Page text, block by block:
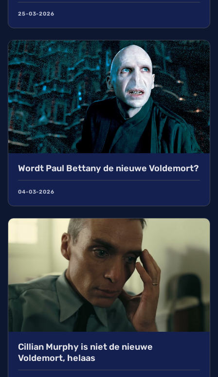
25-03-2026
Wordt Paul Bettany de nieuwe Voldemort?
04-03-2026
Cillian Murphy is niet de nieuwe
Voldemort, helaas